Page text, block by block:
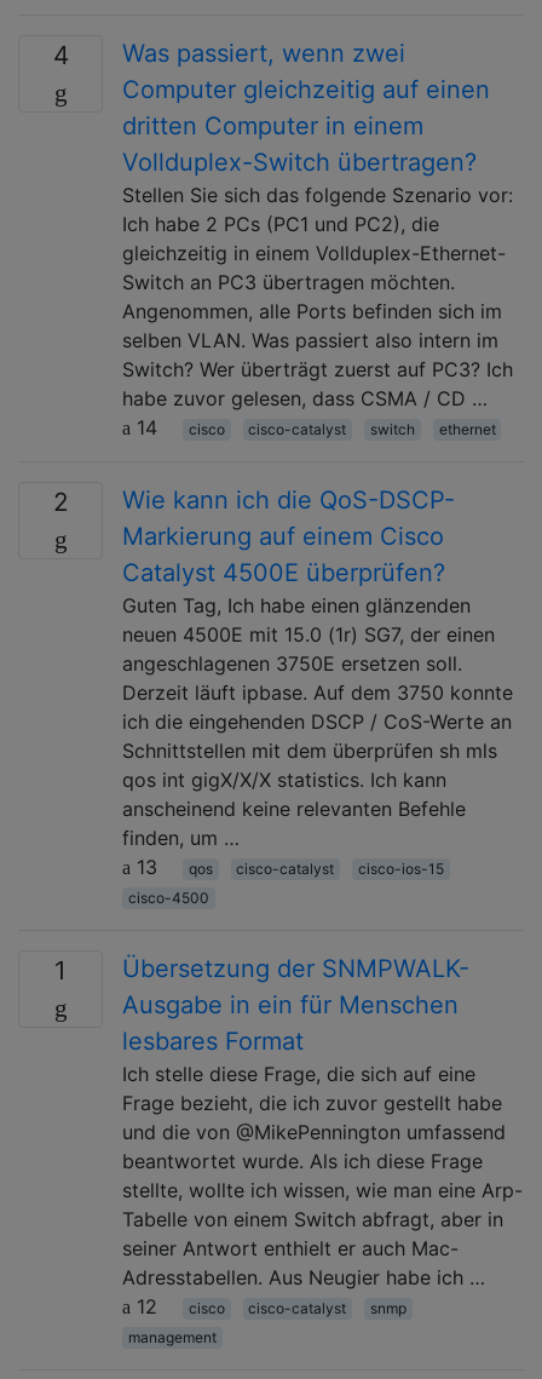
4
Was passiert, wenn zwei
Computer gleichzeitig auf einen
dritten Computer in einem
Vollduplex-Switch übertragen?
Stellen Sie sich das folgende Szenario vor:
Ich habe 2 PCs (PC1 und PC2), die
gleichzeitig in einem Vollduplex-Ethernet-
Switch an PC3 übertragen möchten.
Angenommen, alle Ports befinden sich im
selben VLAN. Was passiert also intern im
Switch? Wer überträgt zuerst auf PC3? Ich
habe zuvor gelesen, dass CSMA / CD …
14
cisco cisco-catalyst switch ethernet
2
Wie kann ich die QoS-DSCP-
Markierung auf einem Cisco
Catalyst 4500E überprüfen?
Guten Tag, Ich habe einen glänzenden
neuen 4500E mit 15.0 (1r) SG7, der einen
angeschlagenen 3750E ersetzen soll.
Derzeit läuft ipbase. Auf dem 3750 konnte
ich die eingehenden DSCP / CoS-Werte an
Schnittstellen mit dem überprüfen sh mls
qos int gigX/X/X statistics. Ich kann
anscheinend keine relevanten Befehle
finden, um …
13
qos cisco-catalyst
cisco-ios-15
cisco-4500
1
Übersetzung der SNMPWALK-
Ausgabe in ein für Menschen
lesbares Format
Ich stelle diese Frage, die sich auf eine
Frage bezieht, die ich zuvor gestellt habe
und die von @MikePennington umfassend
beantwortet wurde. Als ich diese Frage
stellte, wollte ich wissen, wie man eine Arp-
Tabelle von einem Switch abfragt, aber in
seiner Antwort enthielt er auch Mac-
Adresstabellen. Aus Neugier habe ich …
12
cisco cisco-catalyst
snmp
management